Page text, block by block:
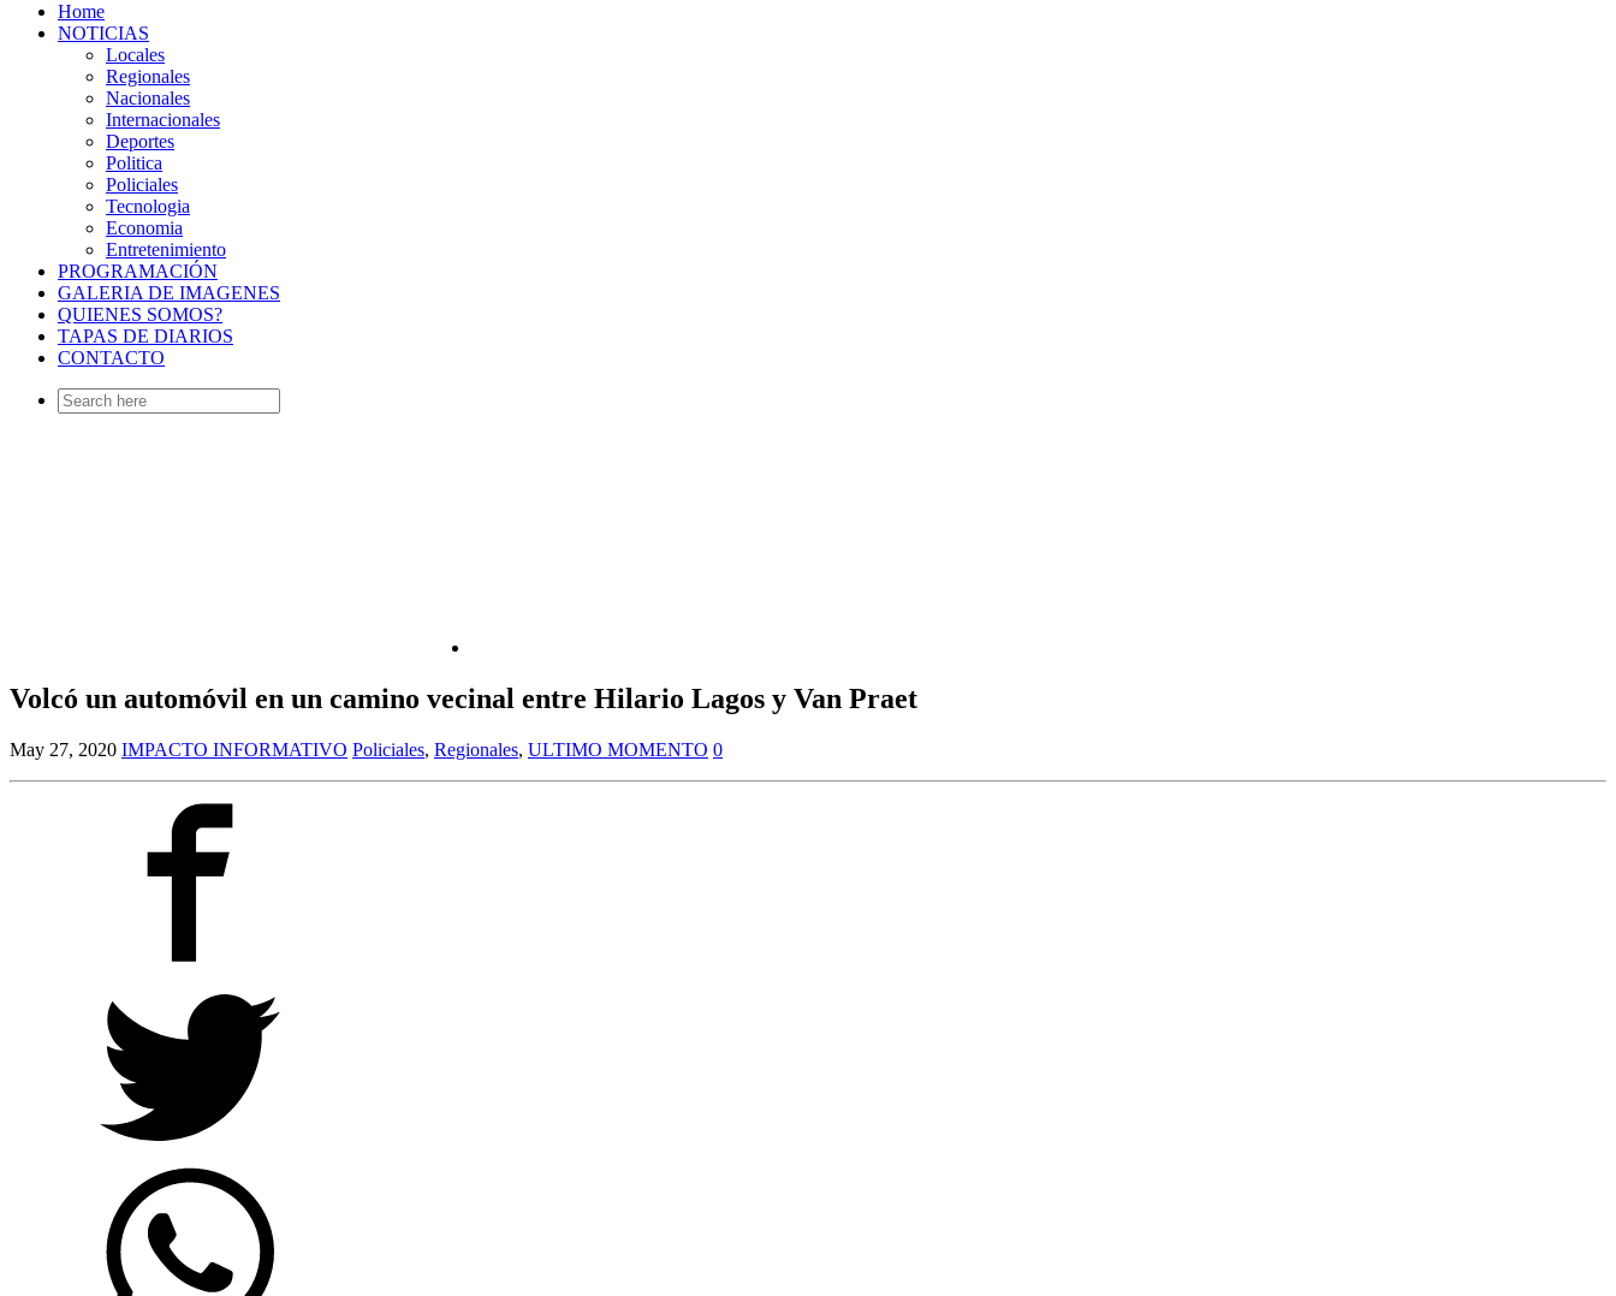
Home
NOTICIAS
Locales
Regionales
Nacionales
Internacionales
Deportes
Politica
Policiales
Tecnologia
Economia
Entretenimiento
PROGRAMACIÓN
GALERIA DE IMAGENES
QUIENES SOMOS?
TAPAS DE DIARIOS
CONTACTO
Search
for:
Volcó un automóvil en un camino vecinal entre Hilario Lagos y Van Praet
May 27, 2020 IMPACTO INFORMATIVO Policiales, Regionales, ULTIMO MOMENTO 0